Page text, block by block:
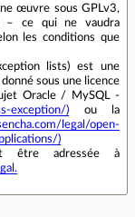
œuvre sous GPLv3,
– ce qui ne vaudra
les conditions que
lists) est une
sous une licence
Oracle / MySQL -
exception/) ou la
legal/open-
)
être adressée à